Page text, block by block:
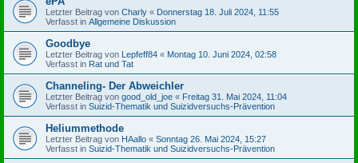
Letzter Beitrag von Charly « Donnerstag 18. Juli 2024, 11:55
Verfasst in Allgemeine Diskussion
Goodbye
Letzter Beitrag von Lepfeff84 « Montag 10. Juni 2024, 02:58
Verfasst in Rat und Tat
Channeling- Der Abweichler
Letzter Beitrag von good_old_joe « Freitag 31. Mai 2024, 11:04
Verfasst in Suizid-Thematik und Suizidversuchs-Prävention
Heliummethode
Letzter Beitrag von HAallo « Sonntag 26. Mai 2024, 15:27
Verfasst in Suizid-Thematik und Suizidversuchs-Prävention